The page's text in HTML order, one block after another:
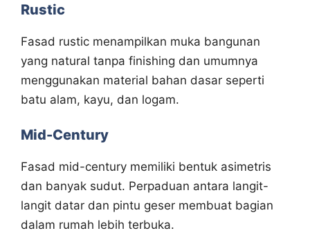
Rustic
Fasad rustic menampilkan muka bangunan
yang natural tanpa finishing dan umumnya
menggunakan material bahan dasar seperti
batu alam, kayu, dan logam.
Mid-Century
Fasad mid-century memiliki bentuk asimetris
dan banyak sudut. Perpaduan antara langit-
langit datar dan pintu geser membuat bagian
dalam rumah lebih terbuka.